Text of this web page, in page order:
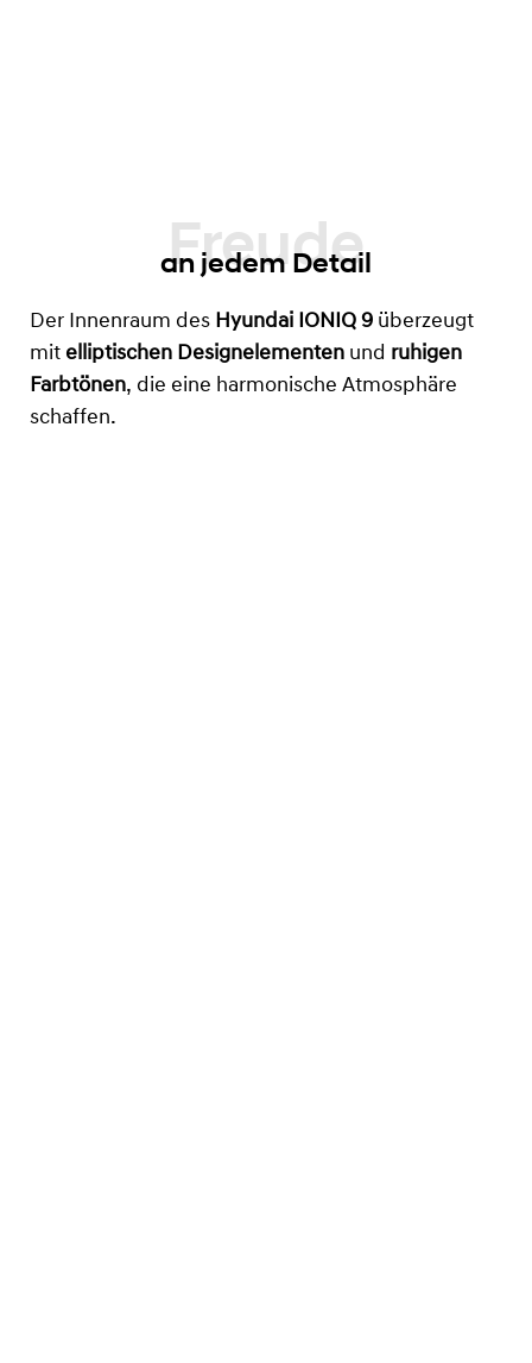
an jedem Detail
Der Innenraum des Hyundai IONIQ 9 überzeugt
mit elliptischen Designelementen und ruhigen
Farbtönen, die eine harmonische Atmosphäre
schaffen.